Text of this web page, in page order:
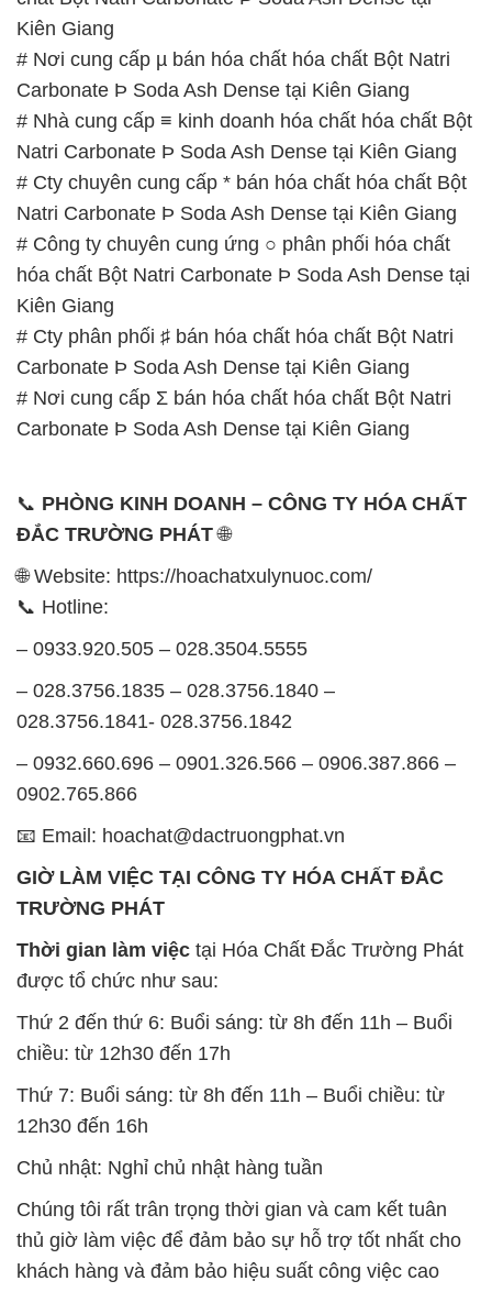
Natri Carbonate Þ Soda Ash Dense tại Kiên Giang
# Cty chuyên cung cấp * bán hóa chất hóa chất Bột
Natri Carbonate Þ Soda Ash Dense tại Kiên Giang
# Công ty chuyên cung ứng ○ phân phối hóa chất
hóa chất Bột Natri Carbonate Þ Soda Ash Dense tại
Kiên Giang
# Cty phân phối ♯ bán hóa chất hóa chất Bột Natri
Carbonate Þ Soda Ash Dense tại Kiên Giang
# Nơi cung cấp Σ bán hóa chất hóa chất Bột Natri
Carbonate Þ Soda Ash Dense tại Kiên Giang
📞PHÒNG KINH DOANH – CÔNG TY HÓA CHẤT
ĐẮC TRƯỜNG PHÁT 🌐
🌐 Website: https://hoachatxulynuoc.com/
– 0933.920.505 – 028.3504.5555
028.3756.1841- 028.3756.1842
0902.765.866
📧 Email: hoachat@dactruongphat.vn
TRƯỜNG PHÁT
được tổ chức như sau:
Thứ 2 đến thứ 6: Buổi sáng: từ 8h đến 11h – Buổi
chiều: từ 12h30 đến 17h
Thứ 7: Buổi sáng: từ 8h đến 11h – Buổi chiều: từ
12h30 đến 16h
Chủ nhật: Nghỉ chủ nhật hàng tuần
thủ giờ làm việc để đảm bảo sự hỗ trợ tốt nhất cho
khách hàng và đảm bảo hiệu suất công việc cao
nhất của nhân viên.
BẢN ĐỒ MAP TẠI CÔNG TY HÓA CHẤT ĐẮC
TRƯỜNG PHÁT
ĐỊA CHỈ: 1229C Quốc lộ 1A, Phường Bình Trị